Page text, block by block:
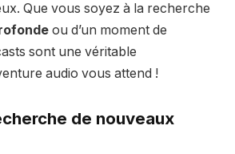
Que vous soyez à la recherche
ou d’un moment de
sont une véritable
audio vous attend !
de nouveaux